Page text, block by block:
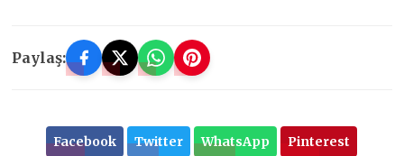
Paylaş:
Facebook Twitter WhatsApp Pinterest